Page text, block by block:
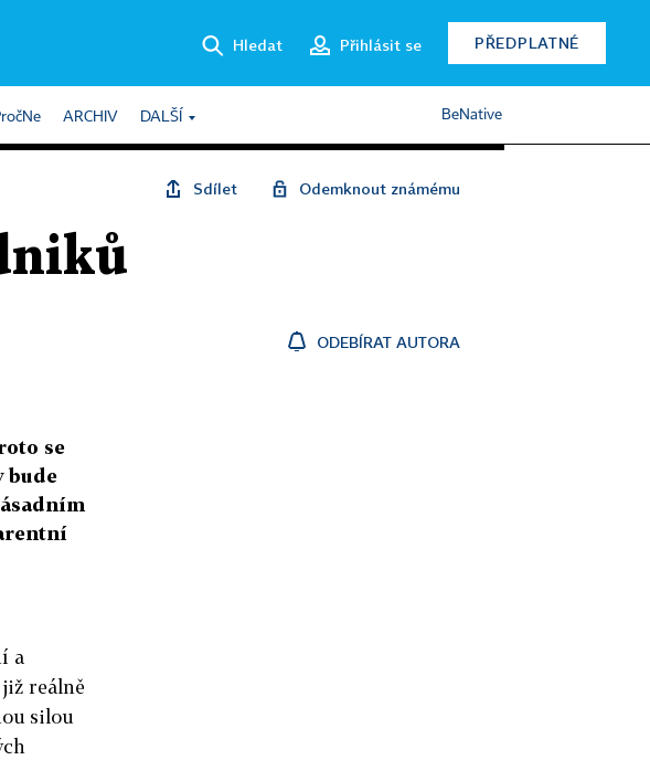
Hledat Přihlásit se PŘEDPLATNÉ
ARCHIV DALŠÍ BeNative
Sdílet Odemknout známému
ODEBÍRAT AUTORA
se
bude
a
reálně
silou